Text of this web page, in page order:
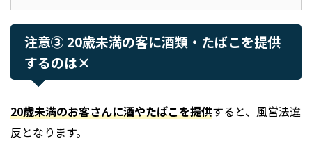
注意③ 20歳未満の客に酒類・たばこを提供
するのは×
20歳未満のお客さんに酒やたばこを提供すると、風営法違
反となります。